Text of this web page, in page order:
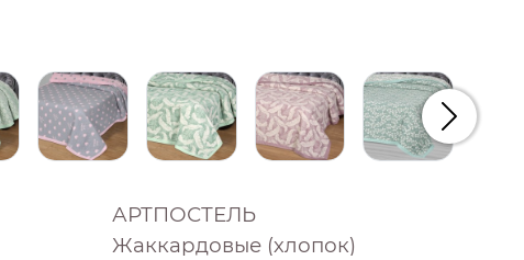
АРТПОСТЕЛЬ
Жаккардовые (хлопок)